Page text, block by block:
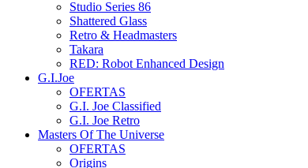
Studio Series 86
Shattered Glass
Retro & Headmasters
Takara
RED: Robot Enhanced Design
G.I.Joe
OFERTAS
G.I. Joe Classified
G.I. Joe Retro
Masters Of The Universe
OFERTAS
Origins